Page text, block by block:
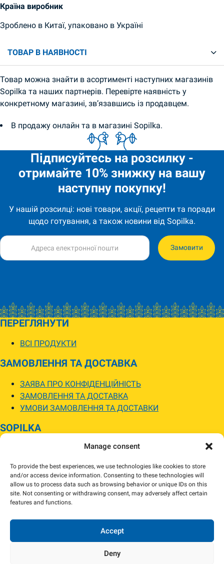
Manage consent
To provide the best experiences, we use technologies like cookies to store
and/or access device information. Consenting to these technologies will
allow us to process data such as browsing behavior or unique IDs on this
site. Not consenting or withdrawing consent, may adversely affect certain
features and functions.
Accept
Deny
Країна виробник
Зроблено в Китаї, упаковано в Україні
ТОВАР В НАЯВНОСТІ
Товар можна знайти в асортименті наступних магазинів
Sopilka та наших партнерів. Перевірте наявність у
конкретному магазині, зв’язавшись із продавцем.
В продажу онлайн та в магазині Sopilka.
Підписуйтесь на розсилку -
отримайте 10% знижку на вашу
наступну покупку!
У нашій розсилці: нові товари, акції, рецепти та поради
щодо готування, а також новини від Sopilka.
Замовити
ПЕРЕГЛЯНУТИ
ВСІ ПРОДУКТИ
ЗАМОВЛЕННЯ ТА ДОСТАВКА
ЗАЯВА ПРО КОНФІДЕНЦІЙНІСТЬ
ЗАМОВЛЕННЯ ТА ДОСТАВКА
УМОВИ ЗАМОВЛЕННЯ ТА ДОСТАВКИ
SOPILKA
МАГАЗИНИ SOPILKA
НОВИНИ
Зображення товарів на вебсайті можуть відрізнятися від їхнього
За потреби ми зв’яжемося та погодимо заміну.